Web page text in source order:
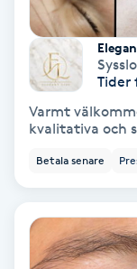
IR-massage
Japansk massage
Katun fransar
Tider
Varmt
kvalitativa och
Betala senare